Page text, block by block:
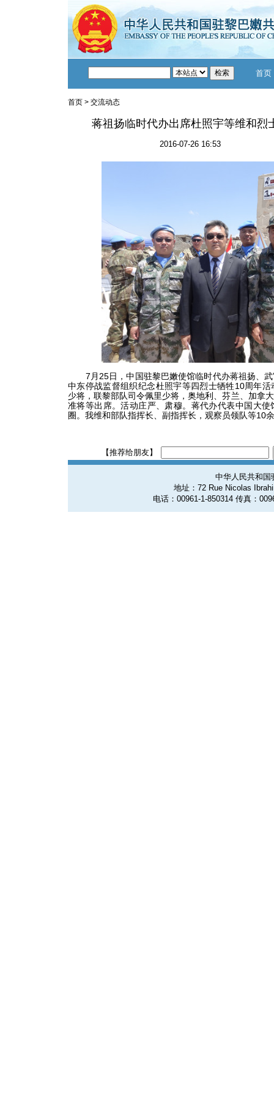
首页
首页 > 交流动态
蒋祖扬临时代办出席杜照宇等维和烈
2016-07-26 16:53
7月25日，中国驻黎巴嫩使馆临时代办蒋祖扬、武
中东停战监督组织纪念杜照宇等四烈士牺牲10周年
少将，联黎部队司令佩里少将，奥地利、芬兰、加拿
准将等出席。活动庄严、肃穆。蒋代办代表中国大
圈。我维和部队指挥长、副指挥长，观察员领队等10
【推荐给朋友】
中华人民共和国
地址：72 Rue Nicolas
电话：00961-1-850314 传真：